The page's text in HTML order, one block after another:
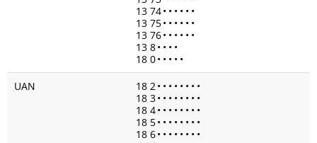
13 74• • • • • •
13 75• • • • • •
13 76• • • • • •
13 8• • • •
18 0• • • • •
UAN
18 2• • • • • • • •
18 3• • • • • • • •
18 4• • • • • • • •
18 5• • • • • • • •
18 6• • • • • • • •